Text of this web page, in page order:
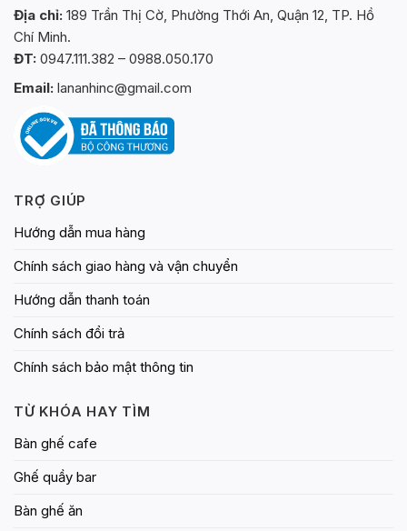
Địa chỉ: 189 Trần Thị Cờ, Phường Thới An, Quận 12, TP. Hồ
Chí Minh.
ĐT: 0947.111.382 – 0988.050.170
Email: lananhinc@gmail.com
TRỢ GIÚP
Hướng dẫn mua hàng
Chính sách giao hàng và vận chuyển
Hướng dẫn thanh toán
Chính sách đổi trả
Chính sách bảo mật thông tin
TỪ KHÓA HAY TÌM
Bàn ghế cafe
Ghế quầy bar
Bàn ghế ăn